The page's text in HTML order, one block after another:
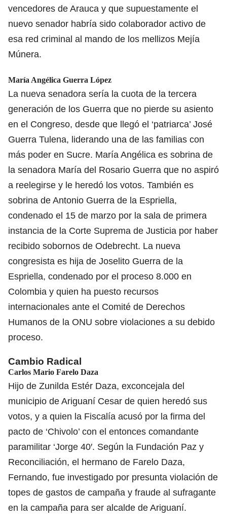
vencedores de Arauca y que supuestamente el
nuevo senador habría sido colaborador activo de
esa red criminal al mando de los mellizos Mejía
Múnera.
María Angélica Guerra López
La nueva senadora sería la cuota de la tercera
generación de los Guerra que no pierde su asiento
en el Congreso, desde que llegó el ‘patriarca’ José
Guerra Tulena, liderando una de las familias con
más poder en Sucre. María Angélica es sobrina de
la senadora María del Rosario Guerra que no aspiró
a reelegirse y le heredó los votos. También es
sobrina de Antonio Guerra de la Espriella,
condenado el 15 de marzo por la sala de primera
instancia de la Corte Suprema de Justicia por haber
recibido sobornos de Odebrecht. La nueva
congresista es hija de Joselito Guerra de la
Espriella, condenado por el proceso 8.000 en
Colombia y quien ha puesto recursos
internacionales ante el Comité de Derechos
Humanos de la ONU sobre violaciones a su debido
proceso.
Cambio Radical
Carlos Mario Farelo Daza
Hijo de Zunilda Estér Daza, exconcejala del
municipio de Ariguaní Cesar de quien heredó sus
votos, y a quien la Fiscalía acusó por la firma del
pacto de ‘Chivolo’ con el entonces comandante
paramilitar ‘Jorge 40′. Según la Fundación Paz y
Reconciliación, el hermano de Farelo Daza,
Fernando, fue investigado por presunta violación de
topes de gastos de campaña y fraude al sufragante
en la campaña para ser alcalde de Ariguaní.